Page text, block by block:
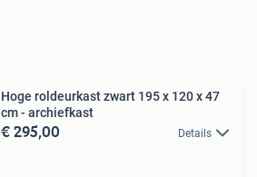
Hoge roldeurkast zwart 195 x 120 x 47
cm - archiefkast
€ 295,00 Details